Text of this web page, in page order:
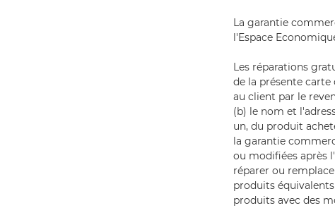
La garantie
l'Espace
Les réparations
de la présente
au client par le
(b) le nom et
un, du produit
la garantie
ou modifiées après
réparer ou
produits
produits avec des